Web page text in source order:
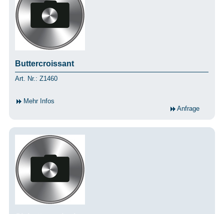
Buttercroissant
Art. Nr.: Z1460
Mehr Infos
Anfrage